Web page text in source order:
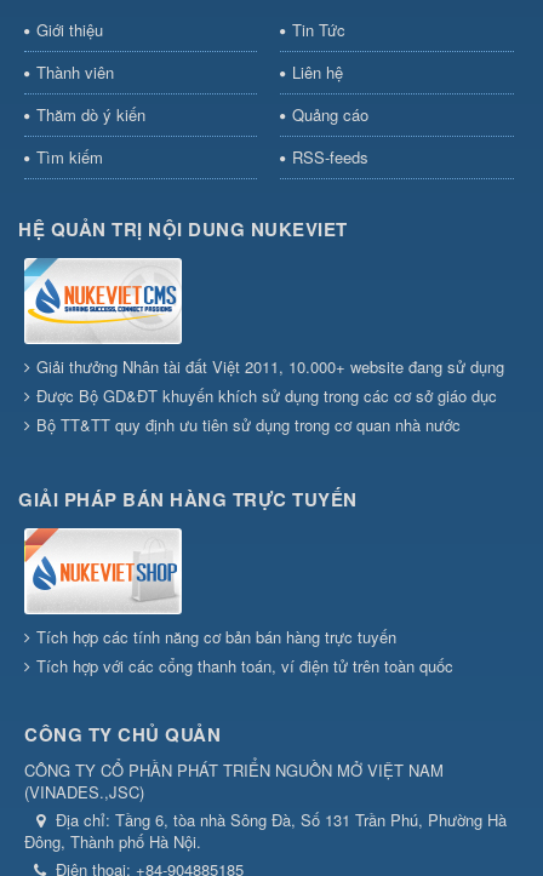
Giới thiệu
Tin Tức
Thành viên
Liên hệ
Thăm dò ý kiến
Quảng cáo
Tìm kiếm
RSS-feeds
HỆ QUẢN TRỊ NỘI DUNG NUKEVIET
Giải thưởng Nhân tài đất Việt 2011, 10.000+ website đang sử dụng
Được Bộ GD&ĐT khuyến khích sử dụng trong các cơ sở giáo dục
Bộ TT&TT quy định ưu tiên sử dụng trong cơ quan nhà nước
GIẢI PHÁP BÁN HÀNG TRỰC TUYẾN
Tích hợp các tính năng cơ bản bán hàng trực tuyến
Tích hợp với các cổng thanh toán, ví điện tử trên toàn quốc
CÔNG TY CHỦ QUẢN
CÔNG TY CỔ PHẦN PHÁT TRIỂN NGUỒN MỞ VIỆT NAM
(VINADES.,JSC)
Địa chỉ: Tầng 6, tòa nhà Sông Đà, Số 131 Trần Phú, Phường Hà
Đông, Thành phố Hà Nội.
Điện thoại: +84-904885185